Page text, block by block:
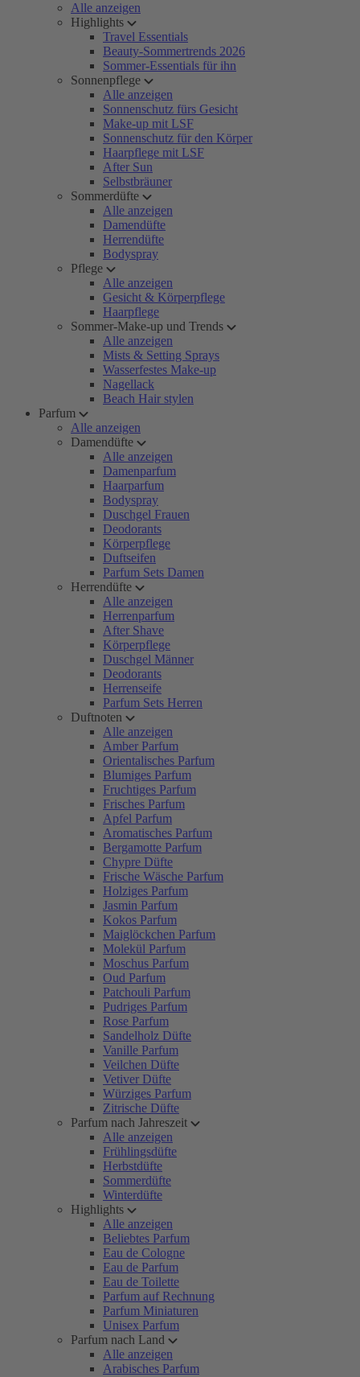
Alle anzeigen
Highlights
Travel Essentials
Beauty-Sommertrends 2026
Sommer-Essentials für ihn
Sonnenpflege
Alle anzeigen
Sonnenschutz fürs Gesicht
Make-up mit LSF
Sonnenschutz für den Körper
Haarpflege mit LSF
After Sun
Selbstbräuner
Sommerdüfte
Alle anzeigen
Damendüfte
Herrendüfte
Bodyspray
Pflege
Alle anzeigen
Gesicht & Körperpflege
Haarpflege
Sommer-Make-up und Trends
Alle anzeigen
Mists & Setting Sprays
Wasserfestes Make-up
Nagellack
Beach Hair stylen
Parfum
Alle anzeigen
Damendüfte
Alle anzeigen
Damenparfum
Haarparfum
Bodyspray
Duschgel Frauen
Deodorants
Körperpflege
Duftseifen
Parfum Sets Damen
Herrendüfte
Alle anzeigen
Herrenparfum
After Shave
Körperpflege
Duschgel Männer
Deodorants
Herrenseife
Parfum Sets Herren
Duftnoten
Alle anzeigen
Amber Parfum
Orientalisches Parfum
Blumiges Parfum
Fruchtiges Parfum
Frisches Parfum
Apfel Parfum
Aromatisches Parfum
Bergamotte Parfum
Chypre Düfte
Frische Wäsche Parfum
Holziges Parfum
Jasmin Parfum
Kokos Parfum
Maiglöckchen Parfum
Molekül Parfum
Moschus Parfum
Oud Parfum
Patchouli Parfum
Pudriges Parfum
Rose Parfum
Sandelholz Düfte
Vanille Parfum
Veilchen Düfte
Vetiver Düfte
Würziges Parfum
Zitrische Düfte
Parfum nach Jahreszeit
Alle anzeigen
Frühlingsdüfte
Herbstdüfte
Sommerdüfte
Winterdüfte
Highlights
Alle anzeigen
Beliebtes Parfum
Eau de Cologne
Eau de Parfum
Eau de Toilette
Parfum auf Rechnung
Parfum Miniaturen
Unisex Parfum
Parfum nach Land
Alle anzeigen
Arabisches Parfum